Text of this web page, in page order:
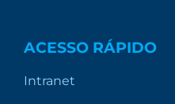
ACESSO RÁPIDO
Intranet